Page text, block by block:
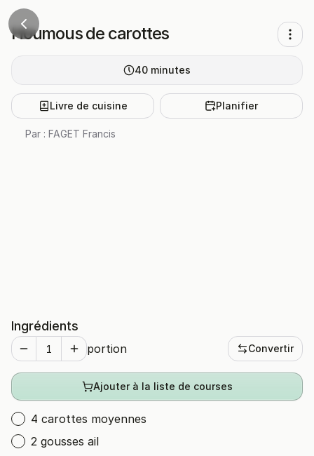
Houmous de carottes
40 minutes
Livre de cuisine Planifier
Par : FAGET Francis
Ingrédients
portion Convertir
Ajouter à la liste de courses
4 carottes moyennes
2 gousses ail